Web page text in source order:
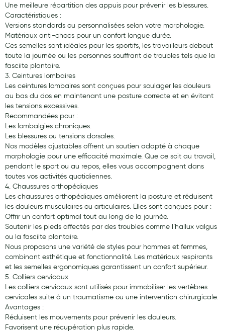
Soins enfant
Soins maman
Tisanes allaitement et compléments alimentaires
Accessoires maternité
Gammes spécifiques tisanes allaitement et compléments
maternité
Nature
Aromathérapie
Diététique minceur
Phytothérapie
Régimes médicaux
Gemmothérapie
Confiserie
Voies respiratoires
Oligothérapie
Compléments alimentaires
Médicaments et Santé
Premiers soins
Une meilleure répartition des appuis pour prévenir les blessures.
Caractéristiques :
Versions standards ou personnalisées selon votre morphologie.
Matériaux anti-chocs pour un confort longue durée.
Ces semelles sont idéales pour les sportifs, les travailleurs debout
toute la journée ou les personnes souffrant de troubles tels que la
fasciite plantaire.
3. Ceintures lombaires
Les ceintures lombaires sont conçues pour soulager les douleurs
au bas du dos en maintenant une posture correcte et en évitant
les tensions excessives.
Recommandées pour :
Les lombalgies chroniques.
Les blessures ou tensions dorsales.
Nos modèles ajustables offrent un soutien adapté à chaque
morphologie pour une efficacité maximale. Que ce soit au travail,
pendant le sport ou au repos, elles vous accompagnent dans
toutes vos activités quotidiennes.
4. Chaussures orthopédiques
Les chaussures orthopédiques améliorent la posture et réduisent
les douleurs musculaires ou articulaires. Elles sont conçues pour :
Offrir un confort optimal tout au long de la journée.
Soutenir les pieds affectés par des troubles comme l’hallux valgus
ou la fasciite plantaire.
Nous proposons une variété de styles pour hommes et femmes,
combinant esthétique et fonctionnalité. Les matériaux respirants
et les semelles ergonomiques garantissent un confort supérieur.
5. Colliers cervicaux
Les colliers cervicaux sont utilisés pour immobiliser les vertèbres
cervicales suite à un traumatisme ou une intervention chirurgicale.
Avantages :
Réduisent les mouvements pour prévenir les douleurs.
Favorisent une récupération plus rapide.